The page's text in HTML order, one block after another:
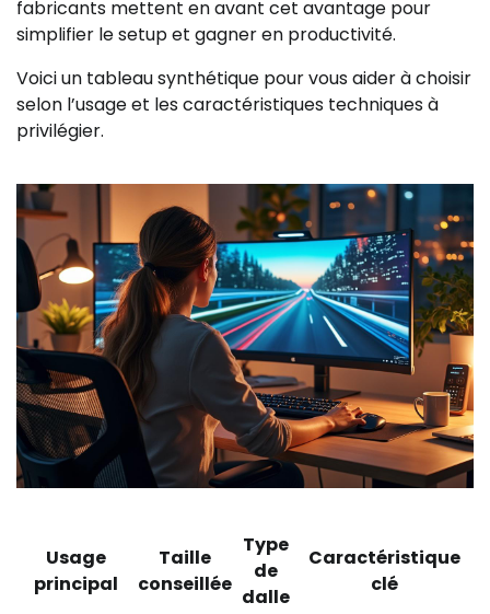
fabricants mettent en avant cet avantage pour
simplifier le setup et gagner en productivité.
Voici un tableau synthétique pour vous aider à choisir
selon l’usage et les caractéristiques techniques à
privilégier.
Usage
principal
Taille
conseillée
Type
de
dalle
Caractéristique
clé